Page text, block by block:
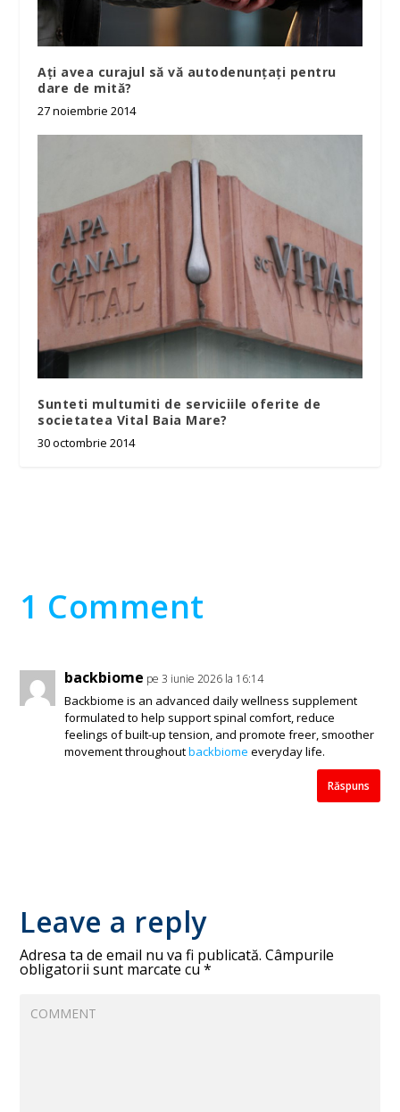
Ați avea curajul să vă autodenunțați pentru
dare de mită?
27 noiembrie 2014
Sunteti multumiti de serviciile oferite de
societatea Vital Baia Mare?
30 octombrie 2014
1 Comment
backbiome pe 3 iunie 2026 la 16:14
Backbiome is an advanced daily wellness supplement
formulated to help support spinal comfort, reduce
feelings of built-up tension, and promote freer, smoother
movement throughoutbackbiome everyday life.
Răspuns
Leave a reply
Adresa ta de email nu va fi publicată. Câmpurile
obligatorii sunt marcate cu*